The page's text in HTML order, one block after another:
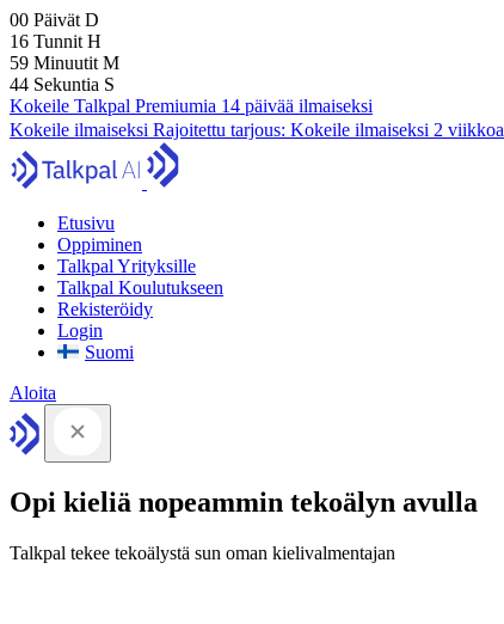
00 Päivät D
16 Tunnit H
59 Minuutit M
43 Sekuntia S
Kokeile Talkpal Premiumia 14 päivää ilmaiseksi
Kokeile ilmaiseksi Rajoitettu tarjous: Kokeile ilmaiseksi 2 viikkoa
Etusivu
Oppiminen
Talkpal Yrityksille
Talkpal Koulutukseen
Rekisteröidy
Login
Suomi
Aloita
Opi kieliä nopeammin tekoälyn avulla
Talkpal tekee tekoälystä sun oman kielivalmentajan